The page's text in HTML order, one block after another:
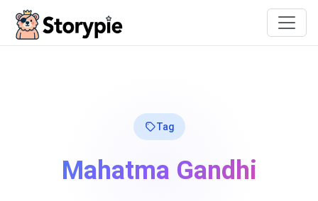
Tag
Mahatma Gandhi